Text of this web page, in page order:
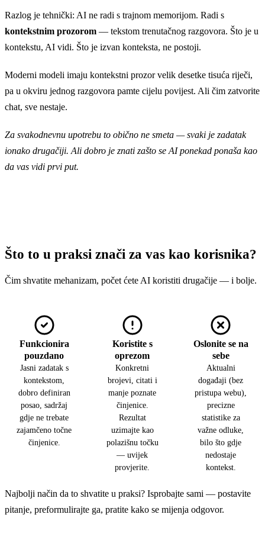
Razlog je tehnički: AI ne radi s trajnom memorijom. Radi s
kontekstnim prozorom — tekstom trenutačnog razgovora. Što je u
kontekstu, AI vidi. Što je izvan konteksta, ne postoji.
Moderni modeli imaju kontekstni prozor velik desetke tisuća riječi,
pa u okviru jednog razgovora pamte cijelu povijest. Ali čim zatvorite
chat, sve nestaje.
Za svakodnevnu upotrebu to obično ne smeta — svaki je zadatak
ionako drugačiji. Ali dobro je znati zašto se AI ponekad ponaša kao
da vas vidi prvi put.
Što to u praksi znači za vas kao korisnika?
Čim shvatite mehanizam, počet ćete AI koristiti drugačije — i bolje.
Funkcionira
pouzdano
Jasni zadatak s
kontekstom,
dobro definiran
posao, sadržaj
gdje ne trebate
zajamčeno točne
činjenice.
Koristite s
oprezom
Konkretni
brojevi, citati i
manje poznate
činjenice.
Rezultat
uzimajte kao
polazišnu točku
— uvijek
provjerite.
Oslonite se na
sebe
Aktualni
događaji (bez
pristupa webu),
precizne
statistike za
važne odluke,
bilo što gdje
nedostaje
kontekst.
Najbolji način da to shvatite u praksi? Isprobajte sami — postavite
pitanje, preformulirajte ga, pratite kako se mijenja odgovor.